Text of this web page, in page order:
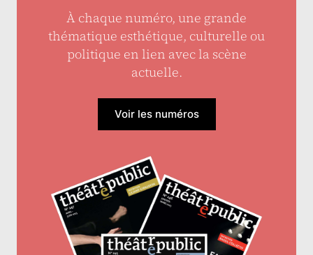
À chaque numéro, une grande
thématique esthétique, culturelle ou
politique en lien avec la scène
actuelle.
Voir les numéros